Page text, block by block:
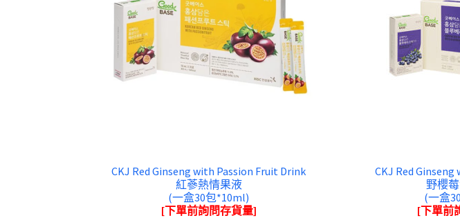
CKJ Red Ginseng with Passion Fruit Drink
紅蔘熱情果液
(一盒30包*10ml)
[下單前詢問存貨量]
CKJ Red
野櫻
(一盒
[下單前